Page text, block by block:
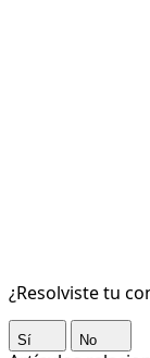
¿Resolviste tu
Sí No